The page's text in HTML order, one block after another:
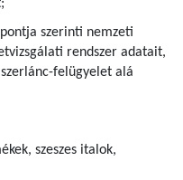
szerinti nemzeti
rendszer adatait,
felügyelet alá
szeszes italok,